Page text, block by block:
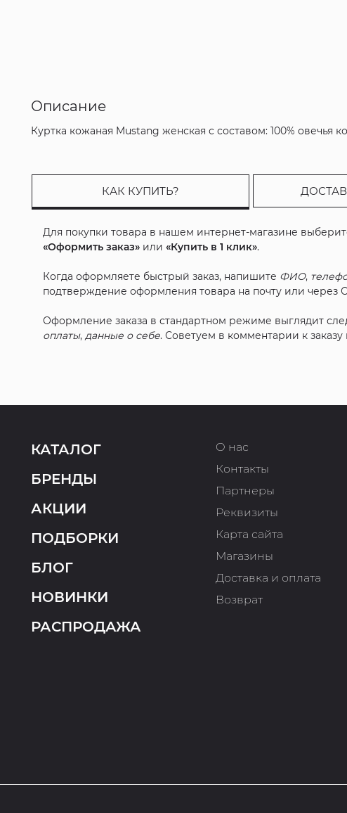
Описание
Куртка кожаная Mustang женская с составом: 100% овечья
КАК КУПИТЬ?
Для покупки товара в нашем интернет-магазине
«Оформить заказ» или«Купить в 1 клик».
Когда оформляете быстрый заказ, напишите ФИО,
подтверждение оформления товара на почту или через
Оформление заказа в стандартном режиме выглядит
оплаты,данные о себе. Советуем в комментарии к
КАТАЛОГ
БРЕНДЫ
АКЦИИ
ПОДБОРКИ
БЛОГ
НОВИНКИ
РАСПРОДАЖА
О нас
Контакты
Партнеры
Реквизиты
Карта сайта
Магазины
Доставка и оплата
Возврат